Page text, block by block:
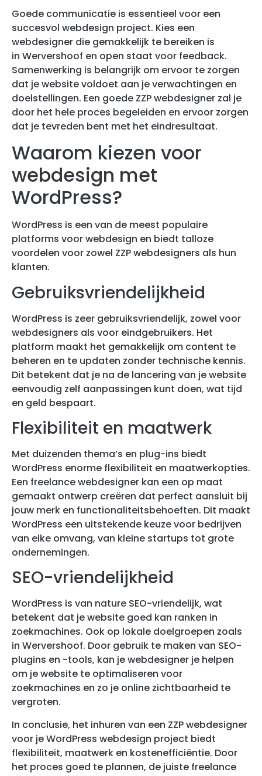
Goede communicatie is essentieel voor een
succesvol webdesign project. Kies een
webdesigner die gemakkelijk te bereiken is
in Wervershoof en open staat voor feedback.
Samenwerking is belangrijk om ervoor te zorgen
dat je website voldoet aan je verwachtingen en
doelstellingen. Een goede ZZP webdesigner zal je
door het hele proces begeleiden en ervoor zorgen
dat je tevreden bent met het eindresultaat.
Waarom kiezen voor
webdesign met
WordPress?
WordPress is een van de meest populaire
platforms voor webdesign en biedt talloze
voordelen voor zowel ZZP webdesigners als hun
klanten.
Gebruiksvriendelijkheid
WordPress is zeer gebruiksvriendelijk, zowel voor
webdesigners als voor eindgebruikers. Het
platform maakt het gemakkelijk om content te
beheren en te updaten zonder technische kennis.
Dit betekent dat je na de lancering van je website
eenvoudig zelf aanpassingen kunt doen, wat tijd
en geld bespaart.
Flexibiliteit en maatwerk
Met duizenden thema’s en plug-ins biedt
WordPress enorme flexibiliteit en maatwerkopties.
Een freelance webdesigner kan een op maat
gemaakt ontwerp creëren dat perfect aansluit bij
jouw merk en functionaliteitsbehoeften. Dit maakt
WordPress een uitstekende keuze voor bedrijven
van elke omvang, van kleine startups tot grote
ondernemingen.
SEO-vriendelijkheid
WordPress is van nature SEO-vriendelijk, wat
betekent dat je website goed kan ranken in
zoekmachines. Ook op lokale doelgroepen zoals
in Wervershoof. Door gebruik te maken van SEO-
plugins en -tools, kan je webdesigner je helpen
om je website te optimaliseren voor
zoekmachines en zo je online zichtbaarheid te
vergroten.
In conclusie, het inhuren van een ZZP webdesigner
voor je WordPress webdesign project biedt
flexibiliteit, maatwerk en kostenefficiëntie. Door
het proces goed te plannen, de juiste freelance